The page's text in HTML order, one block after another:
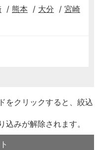
熊本 大分
宮崎
をクリックすると、絞込
みが解除されます。